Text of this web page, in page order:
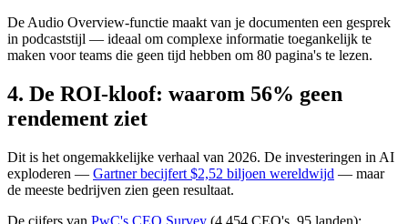
De Audio Overview-functie maakt van je documenten een gesprek
in podcaststijl — ideaal om complexe informatie toegankelijk te
maken voor teams die geen tijd hebben om 80 pagina's te lezen.
4. De ROI-kloof: waarom 56% geen
rendement ziet
Dit is het ongemakkelijke verhaal van 2026. De investeringen in AI
exploderen — Gartner becijfert $2,52 biljoen wereldwijd — maar
de meeste bedrijven zien geen resultaat.
De cijfers van PwC's CEO Survey (4.454 CEO's, 95 landen):